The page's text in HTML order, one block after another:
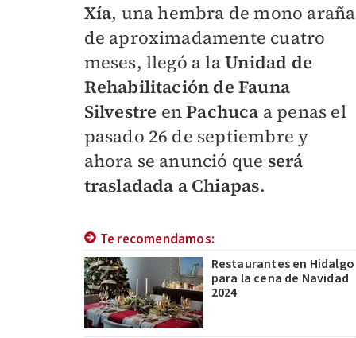
Xía, una hembra de mono araña
de aproximadamente cuatro
meses, llegó a laUnidad de
Rehabilitación de Fauna
Silvestre enPachuca a penas el
pasado 26 de septiembre y
ahora se anunció que será
trasladada a Chiapas.
Te recomendamos:
Restaurantes en Hidalgo
para la cena de Navidad
2024